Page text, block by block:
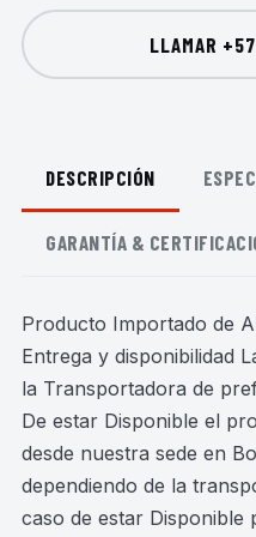
LLAMAR
DESCRIPCIÓN
GARANTÍA &
Producto Importado de
Entrega y disponibilidad
la Transportadora de
De estar Disponible el
desde nuestra sede en
dependiendo de la
caso de estar Disponible